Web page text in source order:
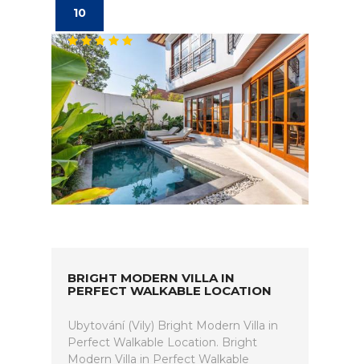
10
BRIGHT MODERN VILLA IN
PERFECT WALKABLE LOCATION
Ubytování (Vily) Bright Modern Villa in
Perfect Walkable Location. Bright
Modern Villa in Perfect Walkable